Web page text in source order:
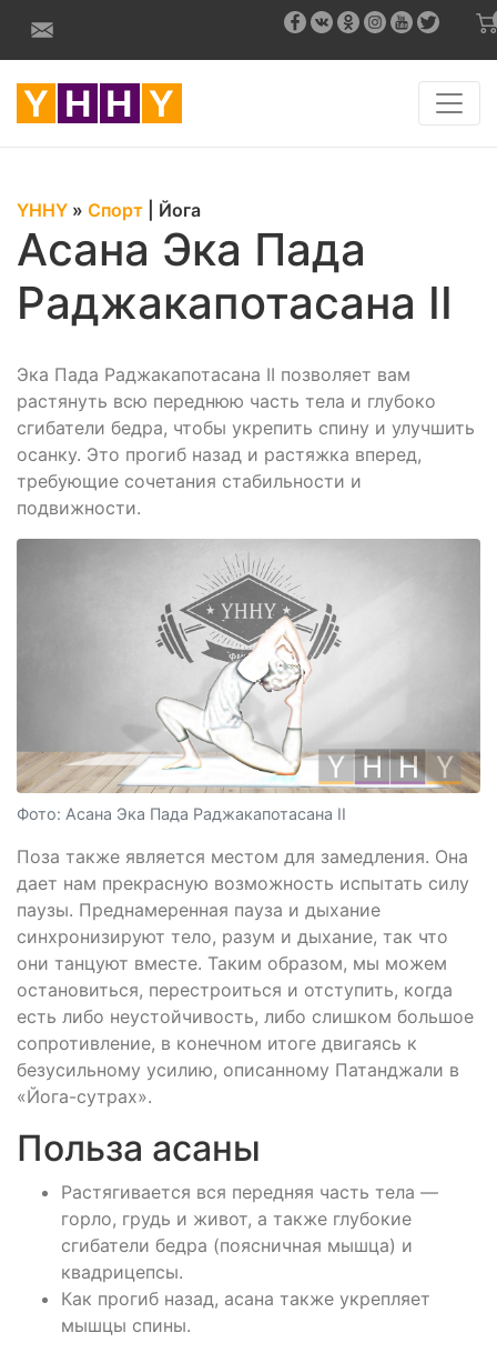
YHHY » Спорт Йога
Асана Эка Пада
Раджакапотасана II
Эка Пада Раджакапотасана II позволяет вам
растянуть всю переднюю часть тела и глубоко
сгибатели бедра, чтобы укрепить спину и улучшить
осанку. Это прогиб назад и растяжка вперед,
требующие сочетания стабильности и
подвижности.
Фото: Асана Эка Пада Раджакапотасана II
Поза также является местом для замедления. Она
дает нам прекрасную возможность испытать силу
паузы. Преднамеренная пауза и дыхание
синхронизируют тело, разум и дыхание, так что
они танцуют вместе. Таким образом, мы можем
остановиться, перестроиться и отступить, когда
есть либо неустойчивость, либо слишком большое
сопротивление, в конечном итоге двигаясь к
безусильному усилию, описанному Патанджали в
«Йога-сутрах».
Польза асаны
Растягивается вся передняя часть тела —
горло, грудь и живот, а также глубокие
сгибатели бедра (поясничная мышца) и
квадрицепсы.
Как прогиб назад, асана также укрепляет
мышцы спины.